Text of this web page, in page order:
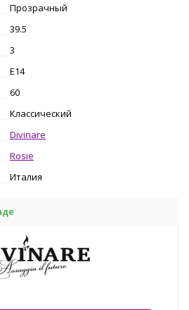
Прозрачный
39.5
3
E14
60
Классический
Divinare
Rosie
Италия